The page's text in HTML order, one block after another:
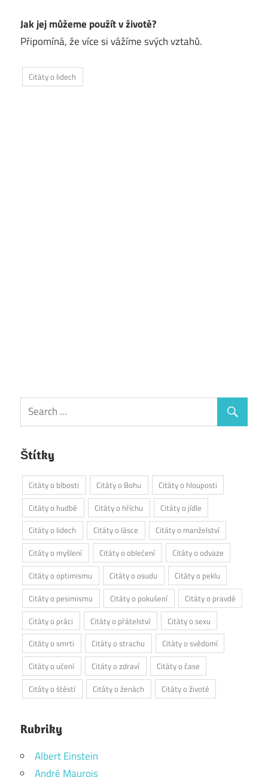
Jak jej můžeme použít v životě?
Připomíná, že více si vážíme svých vztahů.
Citáty o lidech
Štítky
Citáty o blbosti Citáty o Bohu
Citáty o hlouposti
Citáty o hudbě
Citáty o hříchu
Citáty o jídle
Citáty o lidech
Citáty o lásce
Citáty o manželství
Citáty o myšlení
Citáty o oblečení
Citáty o odvaze
Citáty o optimismu
Citáty o osudu
Citáty o peklu
Citáty o pesimismu
Citáty o pokušení
Citáty o pravdě
Citáty o práci
Citáty o přátelství
Citáty o sexu
Citáty o smrti
Citáty o strachu
Citáty o svědomí
Citáty o učení
Citáty o zdraví
Citáty o čase
Citáty o štěstí
Citáty o ženách Citáty o životě
Rubriky
Albert Einstein
André Maurois